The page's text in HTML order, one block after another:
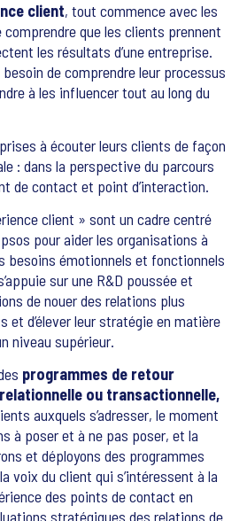
client, tout commence avec les
comprendre que les clients prennent
les résultats d’une entreprise.
de comprendre leur processus
à les influencer tout au long du
à écouter leurs clients de façon
: dans la perspective du parcours
de contact et point d’interaction.
client » sont un cadre centré
pour aider les organisations à
besoins émotionnels et fonctionnels
sur une R&D poussée et
de nouer des relations plus
et d’élever leur stratégie en matière
niveau supérieur.
programmes de retour
ou transactionnelle,
auxquels s’adresser, le moment
à poser et à ne pas poser, et la
et déployons des programmes
voix du client qui s’intéressent à la
des points de contact en
stratégiques des relations de